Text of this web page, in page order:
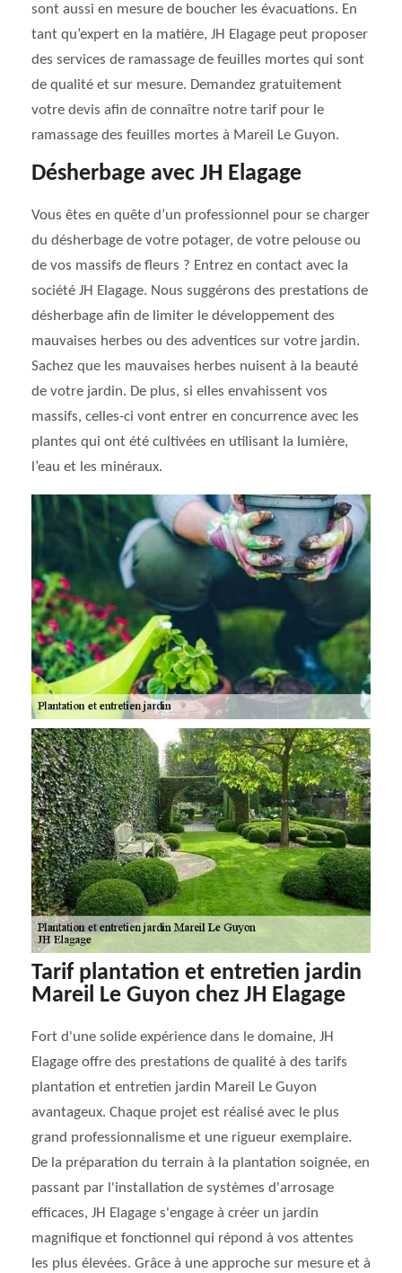
sont aussi en mesure de boucher les évacuations. En
tant qu’expert en la matière, JH Elagage peut proposer
des services de ramassage de feuilles mortes qui sont
de qualité et sur mesure. Demandez gratuitement
votre devis afin de connaître notre tarif pour le
ramassage des feuilles mortes à Mareil Le Guyon.
Désherbage avec JH Elagage
Vous êtes en quête d’un professionnel pour se charger
du désherbage de votre potager, de votre pelouse ou
de vos massifs de fleurs ? Entrez en contact avec la
société JH Elagage. Nous suggérons des prestations de
désherbage afin de limiter le développement des
mauvaises herbes ou des adventices sur votre jardin.
Sachez que les mauvaises herbes nuisent à la beauté
de votre jardin. De plus, si elles envahissent vos
massifs, celles-ci vont entrer en concurrence avec les
plantes qui ont été cultivées en utilisant la lumière,
l’eau et les minéraux.
Tarif plantation et entretien jardin
Mareil Le Guyon chez JH Elagage
Fort d'une solide expérience dans le domaine, JH
Elagage offre des prestations de qualité à des tarifs
plantation et entretien jardin Mareil Le Guyon
avantageux. Chaque projet est réalisé avec le plus
grand professionnalisme et une rigueur exemplaire.
De la préparation du terrain à la plantation soignée, en
passant par l'installation de systèmes d'arrosage
efficaces, JH Elagage s'engage à créer un jardin
magnifique et fonctionnel qui répond à vos attentes
les plus élevées. Grâce à une approche sur mesure et à